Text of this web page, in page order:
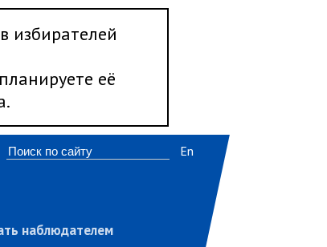
избирателей
её
наблюдателем
En